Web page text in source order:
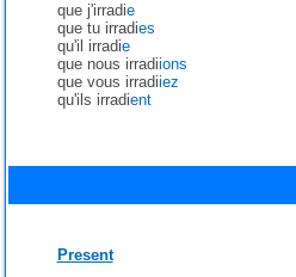
que j'irradie
que tu irradies
qu'il irradie
que nous irradiions
que vous irradiiez
qu'ils irradient
Present